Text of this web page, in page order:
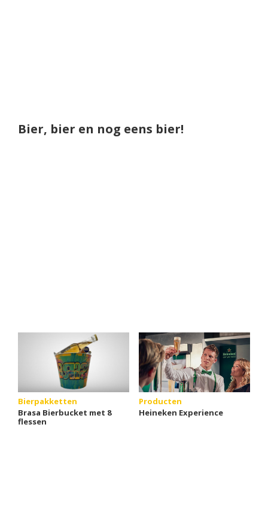
Bier, bier en nog eens bier!
Bierpakketten
Brasa Bierbucket met 8
flessen
Producten
Heineken Experience